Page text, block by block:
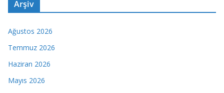
Arşiv
Ağustos 2026
Temmuz 2026
Haziran 2026
Mayıs 2026